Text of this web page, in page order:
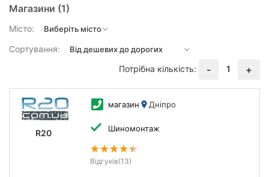
Магазини (1)
Місто:
Сортування:
Потрібна кількість:
- 1 +
R20
магазин Дніпро
Шиномонтаж
Відгуків(13)